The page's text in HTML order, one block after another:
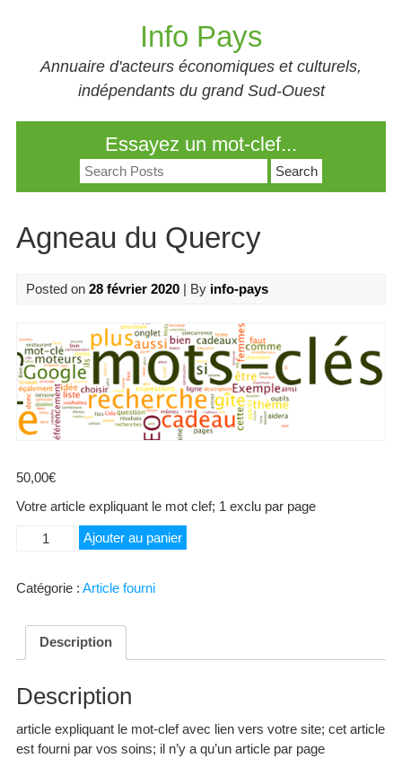
Info Pays
Annuaire d'acteurs économiques et culturels,
indépendants du grand Sud-Ouest
Essayez un mot-clef...
Search
for:
Agneau du Quercy
Posted on 28 février 2020| By info-pays
50,00€
Votre article expliquant le mot clef; 1 exclu par page
quantité
du
Ajouter au panier
Catégorie : Article fourni
Description
Description
article expliquant le mot-clef avec lien vers votre site; cet article
est fourni par vos soins; il n’y a qu’un article par page